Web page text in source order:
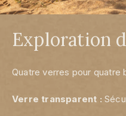
Exploration
Quatre verres pour quatre
Verre transparent :